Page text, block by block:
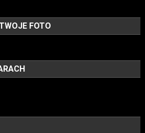
FOTO